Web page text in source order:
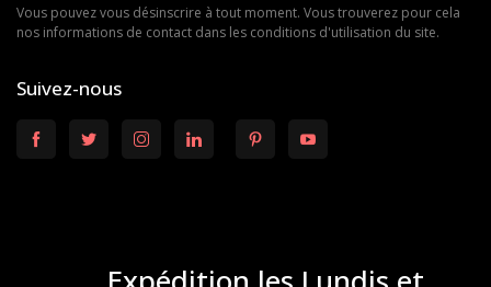
Vous pouvez vous désinscrire à tout moment. Vous trouverez pour cela
nos informations de contact dans les conditions d'utilisation du site.
Suivez-nous